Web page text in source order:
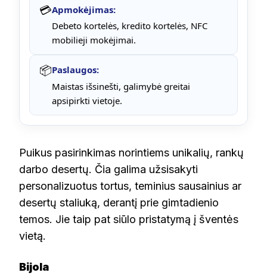
💳Apmokėjimas:
Debeto kortelės, kredito kortelės, NFC
mobilieji mokėjimai.
📦Paslaugos:
Maistas išsinešti, galimybė greitai
apsipirkti vietoje.
Puikus pasirinkimas norintiems unikalių, rankų
darbo desertų. Čia galima užsisakyti
personalizuotus tortus, teminius sausainius ar
desertų staliuką, derantį prie gimtadienio
temos. Jie taip pat siūlo pristatymą į šventės
vietą.
Bijola